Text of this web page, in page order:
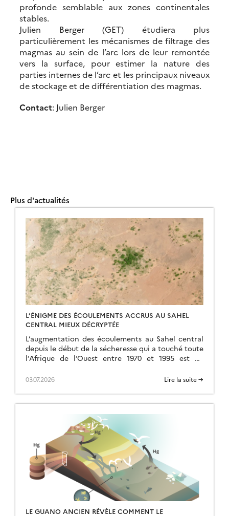
profonde semblable aux zones continentales
stables.
Julien Berger (GET) étudiera plus
particulièrement les mécanismes de filtrage des
magmas au sein de l’arc lors de leur remontée
vers la surface, pour estimer la nature des
parties internes de l’arc et les principaux niveaux
de stockage et de différentiation des magmas.
Contact: Julien Berger
Plus d'actualités
L’ÉNIGME DES ÉCOULEMENTS ACCRUS AU SAHEL
CENTRAL MIEUX DÉCRYPTÉE
L’augmentation des écoulements au Sahel central
depuis le début de la sécheresse qui a touché toute
l’Afrique de l’Ouest entre 1970 et 1995 est un
03.07.2026 Lire la suite →
LE GUANO ANCIEN RÉVÈLE COMMENT LE